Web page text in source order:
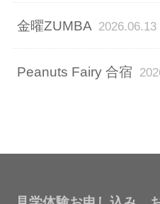
金曜ZUMBA 2026.06.13
Peanuts Fairy 合宿